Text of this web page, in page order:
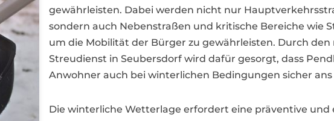
gewährleisten. Dabei werden nicht nur
sondern auch Nebenstraßen und kritische Bereiche wie
um die Mobilität der Bürger zu gewährleisten. Durch
Streudienst in Seubersdorf wird dafür gesorgt, dass
Anwohner auch bei winterlichen Bedingungen sicher ans
Die winterliche Wetterlage erfordert eine präventive und